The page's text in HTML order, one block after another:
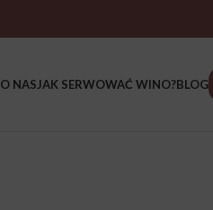
O NASJAK SERWOWAĆ WINO?BLOG